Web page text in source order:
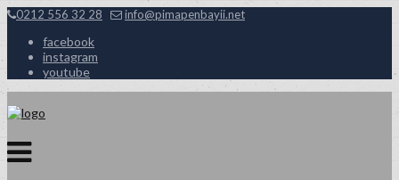
0212 556 32 28 info@pimapenbayii.net
facebook
instagram
youtube